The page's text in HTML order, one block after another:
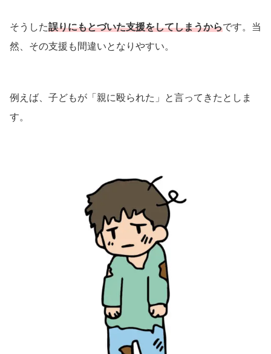
そうした誤りにもとづいた支援をしてしまうからです。当
然、その支援も間違いとなりやすい。
例えば、子どもが「親に殴られた」と言ってきたとしま
す。